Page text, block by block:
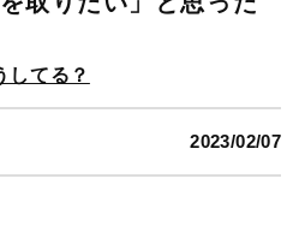
してる？
2023/02/07